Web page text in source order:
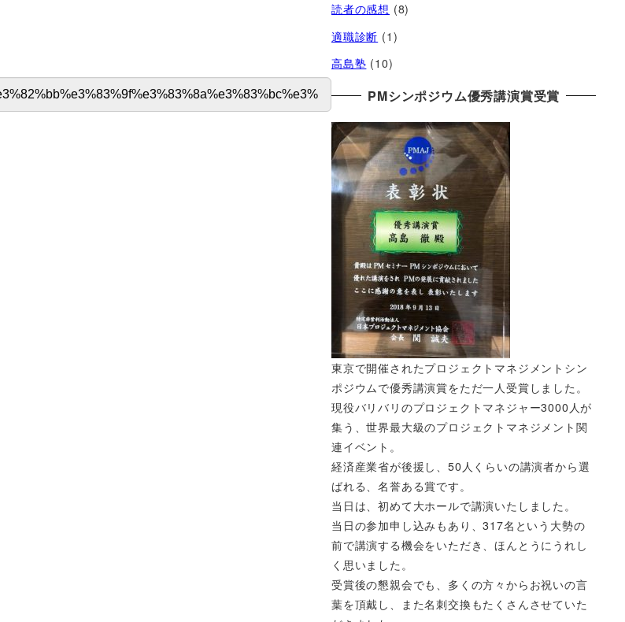
読者の感想 (8)
適職診断 (1)
高島塾 (10)
PMシンポジウム優秀講演賞受賞
東京で開催されたプロジェクトマネジメントシン
ポジウムで優秀講演賞をただ一人受賞しました。
現役バリバリのプロジェクトマネジャー3000人が
集う、世界最大級のプロジェクトマネジメント関
連イベント。
経済産業省が後援し、50人くらいの講演者から選
ばれる、名誉ある賞です。
当日は、初めて大ホールで講演いたしました。
当日の参加申し込みもあり、317名という大勢の
前で講演する機会をいただき、ほんとうにうれし
く思いました。
受賞後の懇親会でも、多くの方々からお祝いの言
葉を頂戴し、また名刺交換もたくさんさせていた